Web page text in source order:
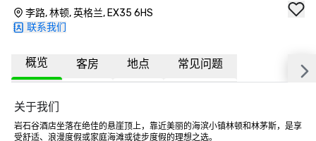
李路, 林顿, 英格兰, EX35 6HS
联系我们
概览 客房 地点 常见问题
关于我们
岩石谷酒店坐落在绝佳的悬崖顶上，靠近美丽的海滨小镇林顿和林茅斯，是享
受舒适、浪漫度假或家庭海滩或徒步度假的理想之选。